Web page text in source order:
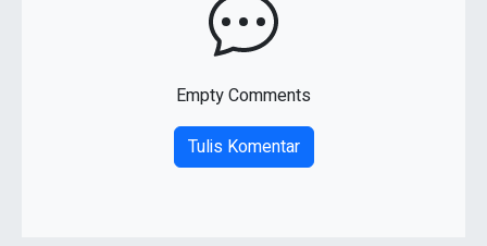
Empty Comments
Tulis Komentar